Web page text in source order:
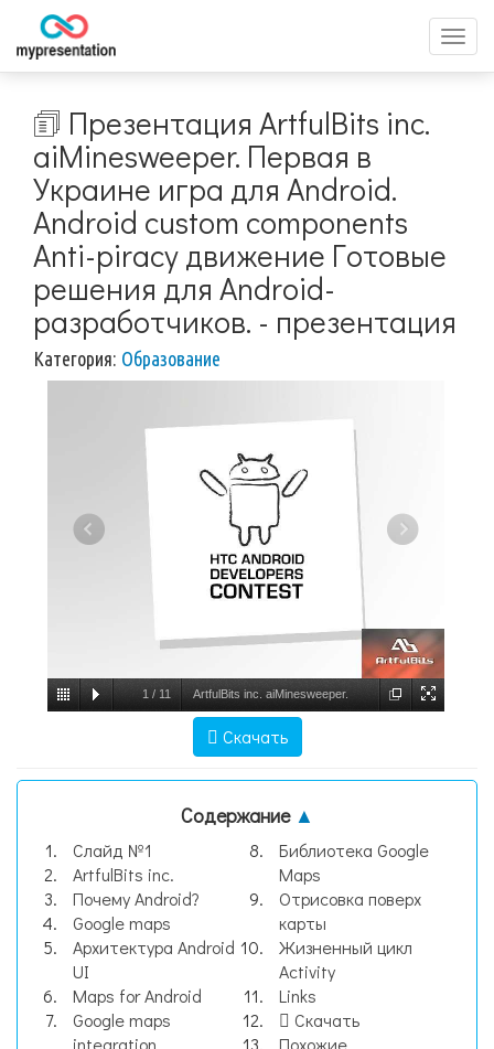
меню
🗊 Презентация ArtfulBits inc.
aiMinesweeper. Первая в
Украине игра для Android.
Android custom components
Anti-piracy движение Готовые
решения для Android-
разработчиков. - презентация
Категория: Образование
1 / 11 ArtfulBits inc. aiMinesweeper.
custom components Anti-piracy движение
разработчиков. - презентация, слайд №1
Скачать
Содержание ▲
Слайд №1
ArtfulBits inc.
Почему Android?
Google maps
Архитектура Android
UI
Maps for Android
Google maps
integration
Библиотека Google
Maps
Отрисовка поверх
карты
Жизненный цикл
Activity
Links
Скачать
Похожие